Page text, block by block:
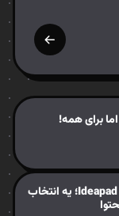
بررسی لپ‌تاپ لنوو Ideapad Pro 5؛ یه انتخاب